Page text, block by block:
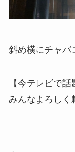
斜め横にチャバ
【今テレビで
みんなよろしく